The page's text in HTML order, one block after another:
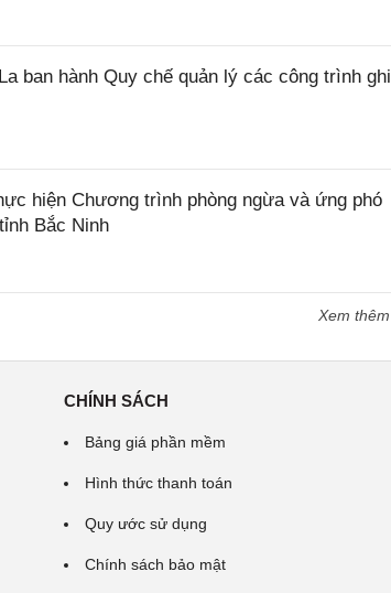
ban hành Quy chế quản lý các công trình ghi
hiện Chương trình phòng ngừa và ứng phó
Bắc Ninh
Xem thêm
CHÍNH SÁCH
Bảng giá phần mềm
Hình thức thanh toán
Quy ước sử dụng
Chính sách bảo mật